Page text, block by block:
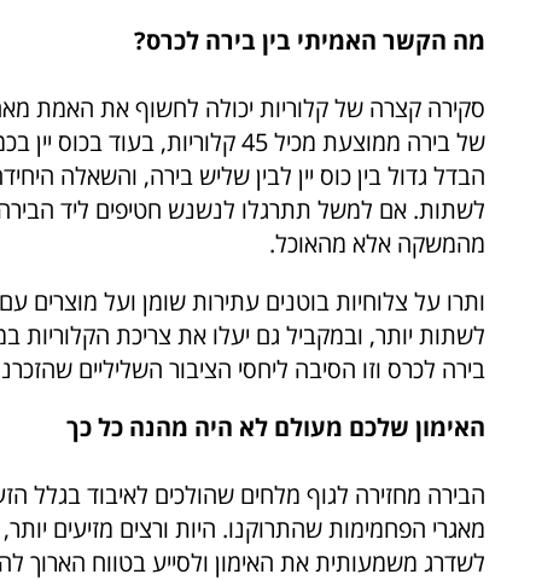
מה הקשר האמיתי בין בירה לכרס?
הבדל גדול בין כוס יין לבין שליש בירה, והשאלה
לשתות. אם למשל תתרגלו לנשנש חטיפים ליד
מהמשקה אלא מהאוכל.
ותרו על צלוחיות בוטנים עתירות שומן ועל מוצרים
לשתות יותר, ובמקביל גם יעלו את צריכת הקלוריות
בירה לכרס וזו הסיבה ליחסי הציבור השליליים
האימון שלכם מעולם לא היה מהנה כל כך
הבירה מחזירה לגוף מלחים שהולכים לאיבוד בגלל
מאגרי הפחמימות שהתרוקנו. היות ורצים מזיעים יותר,
לשדרג משמעותית את האימון ולסייע בטווח הארוך